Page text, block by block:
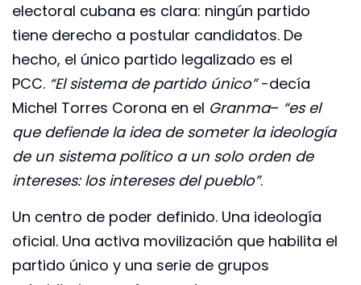
electoral cubana es clara: ningún partido
tiene derecho a postular candidatos. De
hecho, el único partido legalizado es el
PCC. “El sistema de partido único”-decía
Michel Torres Corona en el Granma– “es el
que defiende la idea de someter la ideología
de un sistema político a un solo orden de
intereses: los intereses del pueblo”.
Un centro de poder definido. Una ideología
oficial. Una activa movilización que habilita el
partido único y una serie de grupos